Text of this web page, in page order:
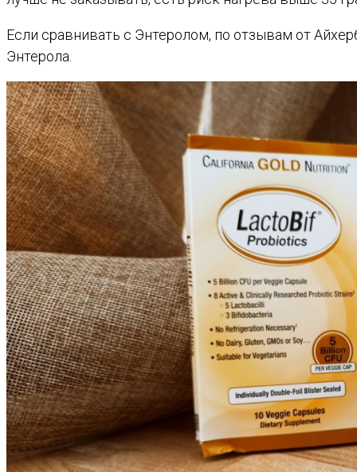
Если сравнивать с Энтеролом, по отзывам от
Энтерола.